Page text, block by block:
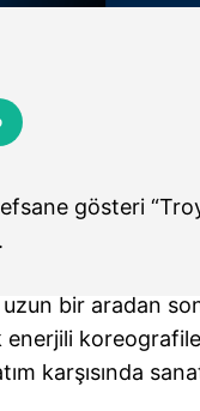
gösteri
bir aradan
enerjili
karşısında